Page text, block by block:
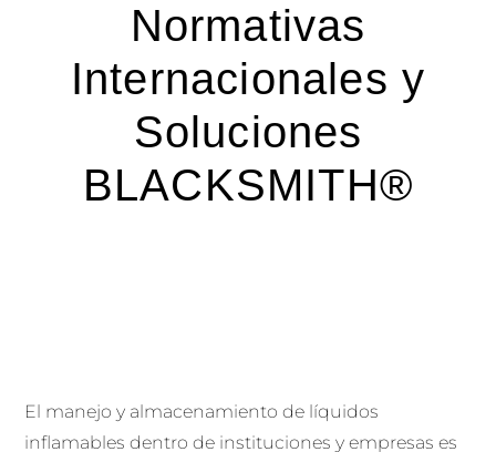
Normativas
Internacionales y
Soluciones
BLACKSMITH®
El manejo y almacenamiento de líquidos
inflamables dentro de instituciones y empresas es